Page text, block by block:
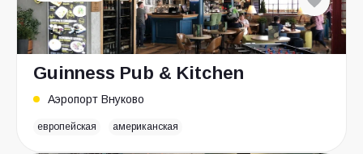
Guinness Pub & Kitchen
Аэропорт Внуково
европейская американская